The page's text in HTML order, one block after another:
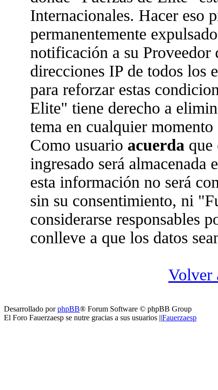
Internacionales. Hacer eso
permanentemente
notificación a su Proveedor
direcciones IP de todos los
para reforzar estas
Elite" tiene derecho a
tema en cualquier
Como usuario acuerda que
ingresado será almacenada
esta información no será
sin su consentimiento, ni
considerarse responsables
conlleve a que los datos
Volver
Desarrollado porphpBB® Forum Software © phpBB Group
El Foro Fauerzaesp se nutre gracias a sus usuarios ||Fauerzaesp